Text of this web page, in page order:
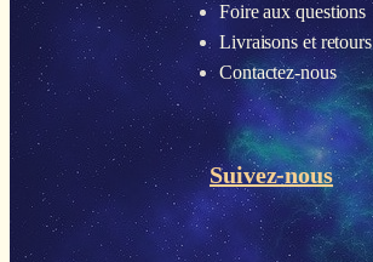
Foire aux questions
Livraisons et retours
Contactez-nous
Suivez-nous